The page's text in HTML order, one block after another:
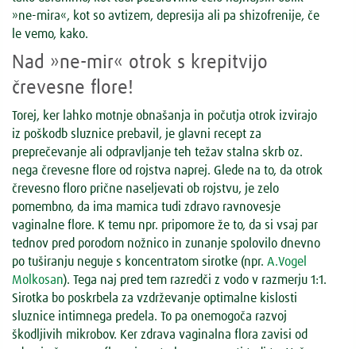
»ne-mira«, kot so avtizem, depresija ali pa shizofrenije, če
le vemo, kako.
Nad »ne-mir« otrok s krepitvijo
črevesne flore!
Torej, ker lahko motnje obnašanja in počutja otrok izvirajo
iz poškodb sluznice prebavil, je glavni recept za
preprečevanje ali odpravljanje teh težav stalna skrb oz.
nega črevesne flore od rojstva naprej. Glede na to, da otrok
črevesno floro prične naseljevati ob rojstvu, je zelo
pomembno, da ima mamica tudi zdravo ravnovesje
vaginalne flore. K temu npr. pripomore že to, da si vsaj par
tednov pred porodom nožnico in zunanje spolovilo dnevno
po tuširanju neguje s koncentratom sirotke (npr. A.Vogel
Molkosan). Tega naj pred tem razredči z vodo v razmerju 1:1.
Sirotka bo poskrbela za vzdrževanje optimalne kislosti
sluznice intimnega predela. To pa onemogoča razvoj
škodljivih mikrobov. Ker zdrava vaginalna flora zavisi od